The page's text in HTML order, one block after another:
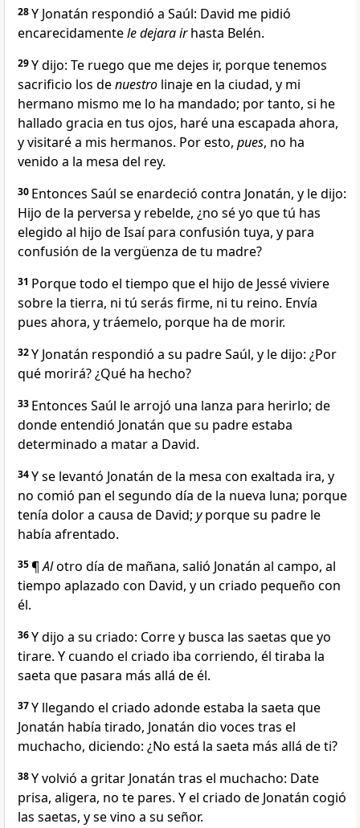
28Y Jonatán respondió a Saúl: David me pidió
encarecidamentele dejara irhasta Belén.
29Y dijo: Te ruego que me dejes ir, porque tenemos
sacrificio los denuestro linaje en la ciudad, y mi
hermano mismo me lo ha mandado; por tanto, si he
hallado gracia en tus ojos, haré una escapada ahora,
y visitaré a mis hermanos. Por esto, pues, no ha
venido a la mesa del rey.
30 Entonces Saúl se enardeció contra Jonatán, y le dijo:
Hijo de la perversa y rebelde, ¿no sé yo que tú has
elegido al hijo de Isaí para confusión tuya, y para
confusión de la vergüenza de tu madre?
31 Porque todo el tiempo que el hijo de Jessé viviere
sobre la tierra, ni tú serás firme, ni tu reino. Envía
pues ahora, y tráemelo, porque ha de morir.
32Y Jonatán respondió a su padre Saúl, y le dijo: ¿Por
qué morirá? ¿Qué ha hecho?
33 Entonces Saúl le arrojó una lanza para herirlo; de
donde entendió Jonatán que su padre estaba
determinado a matar a David.
34Y se levantó Jonatán de la mesa con exaltada ira, y
no comió pan el segundo día de la nueva luna; porque
tenía dolor a causa de David; yporque su padre le
había afrentado.
35¶Alotro día de mañana, salió Jonatán al campo, al
tiempo aplazado con David, y un criado pequeño con
él.
36Y dijo a su criado: Corre y busca las saetas que yo
tirare. Y cuando el criado iba corriendo, él tiraba la
saeta que pasara más allá de él.
37Y llegando el criado adonde estaba la saeta que
Jonatán había tirado, Jonatán dio voces tras el
muchacho, diciendo: ¿No está la saeta más allá de ti?
38Y volvió a gritar Jonatán tras el muchacho: Date
prisa, aligera, no te pares. Y el criado de Jonatán cogió
las saetas, y se vino a su señor.